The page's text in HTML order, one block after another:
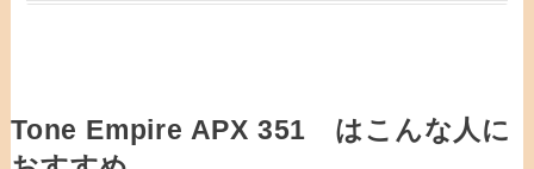
Tone Empire APX 351 はこんな人に